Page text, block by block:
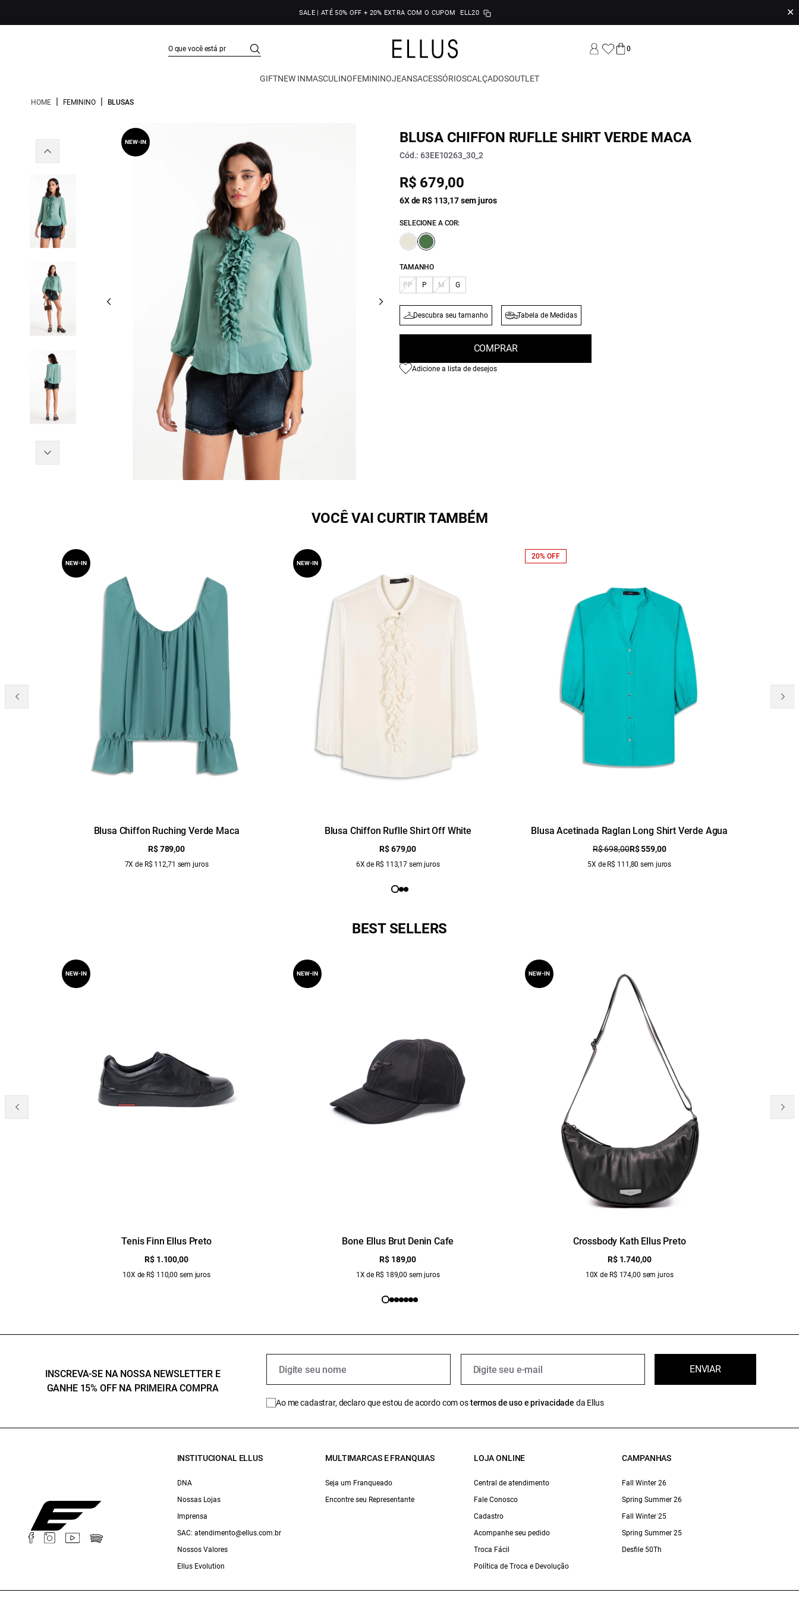
SALE | ATÉ 50% OFF + 20% EXTRA COM O CUPOM ELL20 ✕
0
GIFTNEW INMASCULINOFEMININOJEANSACESSÓRIOSCALÇADOSOUTLET
HOME | FEMININO | BLUSAS
NEW-IN BLUSA CHIFFON RUFLLE SHIRT VERDE MACA
Cód.: 63EE10263_30_2
R$ 679,00
6X de R$ 113,17 sem juros
SELECIONE A COR:
TAMANHO
PP P M G
Descubra seu tamanho Tabela de Medidas
COMPRAR
Adicione a lista de desejos
VOCÊ VAI CURTIR TAMBÉM
Blusa Chiffon Ruching Verde Maca
R$ 789,00
7X de R$ 112,71 sem juros
NEW-IN
Blusa Chiffon Ruflle Shirt Off White
R$ 679,00
6X de R$ 113,17 sem juros
NEW-IN
Blusa Acetinada Raglan Long Shirt Verde Agua
R$ 698,00R$ 559,00
5X de R$ 111,80 sem juros
20% OFF
BEST SELLERS
Tenis Finn Ellus Preto
R$ 1.100,00
10X de R$ 110,00 sem juros
NEW-IN
Bone Ellus Brut Denin Cafe
R$ 189,00
1X de R$ 189,00 sem juros
NEW-IN
Crossbody Kath Ellus Preto
R$ 1.740,00
10X de R$ 174,00 sem juros
NEW-IN
INSCREVA-SE NA NOSSA NEWSLETTER E
GANHE 15% OFF NA PRIMEIRA COMPRA
ENVIAR
Ao me cadastrar, declaro que estou de acordo com ostermos de uso e privacidade da Ellus
INSTITUCIONAL ELLUS
DNA
Nossas Lojas
Imprensa
SAC: atendimento@ellus.com.br
Nossos Valores
Ellus Evolution
MULTIMARCAS E FRANQUIAS
Seja um Franqueado
Encontre seu Representante
LOJA ONLINE
Central de atendimento
Fale Conosco
Cadastro
Acompanhe seu pedido
Troca Fácil
Política de Troca e Devolução
CAMPANHAS
Fall Winter 26
Spring Summer 26
Fall Winter 25
Spring Summer 25
Desfile 50Th